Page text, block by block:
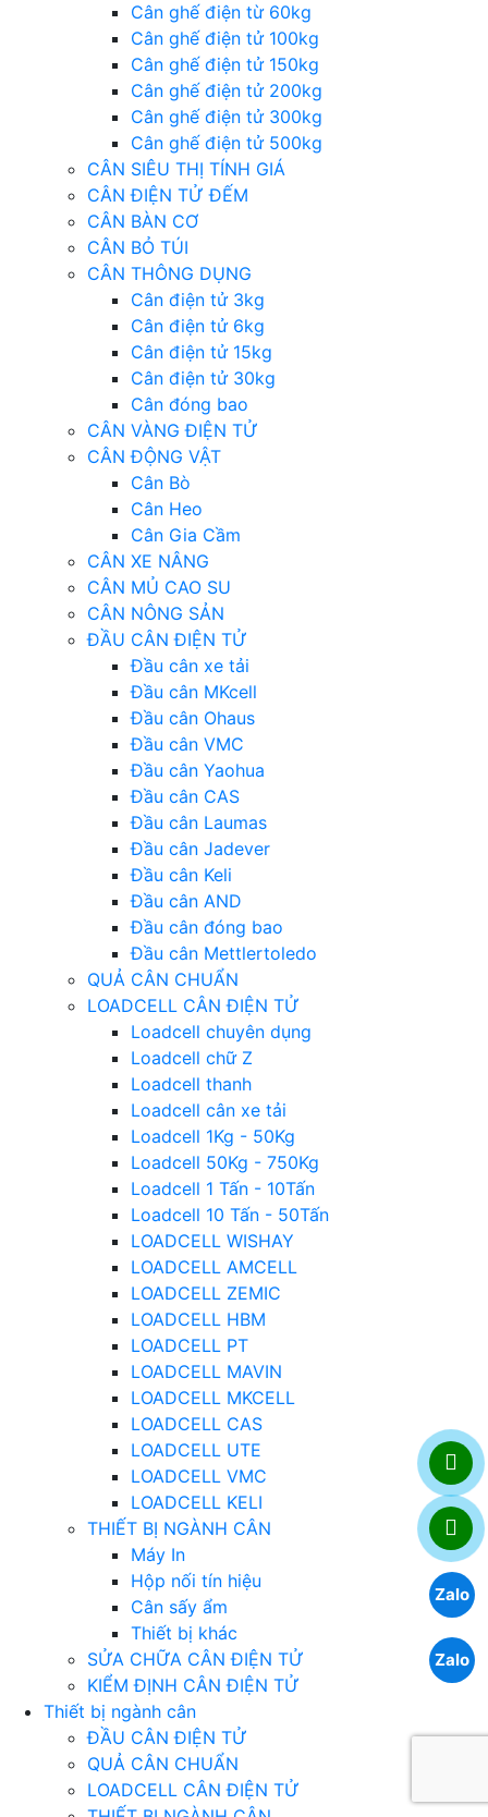
Cân ghế điện từ 60kg
Cân ghế điện tử 100kg
Cân ghế điện tử 150kg
Cân ghế điện tử 200kg
Cân ghế điện tử 300kg
Cân ghế điện tử 500kg
CÂN SIÊU THỊ TÍNH GIÁ
CÂN ĐIỆN TỬ ĐẾM
CÂN BÀN CƠ
CÂN BỎ TÚI
CÂN THÔNG DỤNG
Cân điện tử 3kg
Cân điện tử 6kg
Cân điện tử 15kg
Cân điện tử 30kg
Cân đóng bao
CÂN VÀNG ĐIỆN TỬ
CÂN ĐỘNG VẬT
Cân Bò
Cân Heo
Cân Gia Cầm
CÂN XE NÂNG
CÂN MỦ CAO SU
CÂN NÔNG SẢN
ĐẦU CÂN ĐIỆN TỬ
Đầu cân xe tải
Đầu cân MKcell
Đầu cân Ohaus
Đầu cân VMC
Đầu cân Yaohua
Đầu cân CAS
Đầu cân Laumas
Đầu cân Jadever
Đầu cân Keli
Đầu cân AND
Đầu cân đóng bao
Đầu cân Mettlertoledo
QUẢ CÂN CHUẨN
LOADCELL CÂN ĐIỆN TỬ
Loadcell chuyên dụng
Loadcell chữ Z
Loadcell thanh
Loadcell cân xe tải
Loadcell 1Kg - 50Kg
Loadcell 50Kg - 750Kg
Loadcell 1 Tấn - 10Tấn
Loadcell 10 Tấn - 50Tấn
LOADCELL WISHAY
LOADCELL AMCELL
LOADCELL ZEMIC
LOADCELL HBM
LOADCELL PT
LOADCELL MAVIN
LOADCELL MKCELL
LOADCELL CAS
LOADCELL UTE
LOADCELL VMC
LOADCELL KELI
THIẾT BỊ NGÀNH CÂN
Máy In
Hộp nối tín hiệu
Cân sấy ẩm
Thiết bị khác
SỬA CHỮA CÂN ĐIỆN TỬ
KIỂM ĐỊNH CÂN ĐIỆN TỬ
Thiết bị ngành cân
ĐẦU CÂN ĐIỆN TỬ
QUẢ CÂN CHUẨN
LOADCELL CÂN ĐIỆN TỬ
Zalo
Zalo